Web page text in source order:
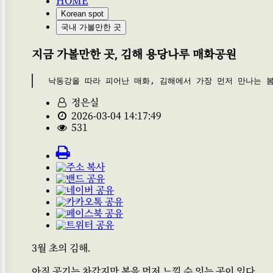
Korean spot
국내 가볼만한 곳
지금 가볼만한 곳, 김해 용당나루 매화공원
낙동강을 따라 피어난 매화, 김해에서 가장 먼저 만나는
정은실
2026-03-04 14:17:49
531
3월 초의 김해.